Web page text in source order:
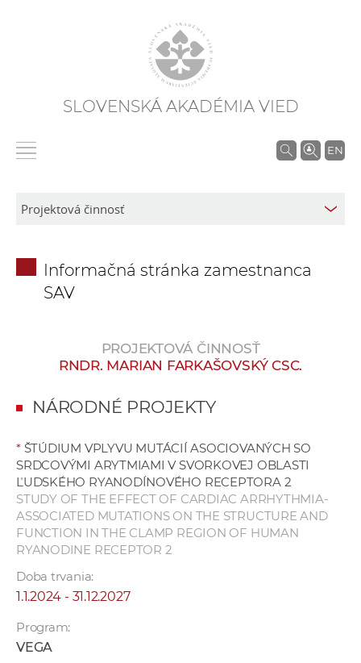
SLOVENSKÁ AKADÉMIA VIED
EN
V
á
e
a
c
o
v
Informačná stránka zamestnanca
SAV
PROJEKTOVÁ ČINNOSŤ
RNDR. MARIAN FARKAŠOVSKÝ CSC.
NÁRODNÉ PROJEKTY
*ŠTÚDIUM VPLYVU MUTÁCIÍ ASOCIOVANÝCH SO
SRDCOVÝMI ARYTMIAMI V SVORKOVEJ OBLASTI
ĽUDSKÉHO RYANODÍNOVÉHO RECEPTORA 2
STUDY OF THE EFFECT OF CARDIAC ARRHYTHMIA-
ASSOCIATED MUTATIONS ON THE STRUCTURE AND
FUNCTION IN THE CLAMP REGION OF HUMAN
RYANODINE RECEPTOR 2
Doba trvania:
1.1.2024 - 31.12.2027
Program:
VEGA